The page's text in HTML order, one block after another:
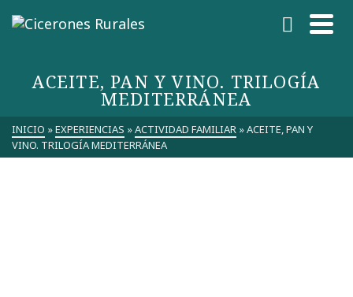
ACEITE, PAN Y VINO. TRILOGÍA
MEDITERRÁNEA
INICIO »EXPERIENCIAS »ACTIVIDAD FAMILIAR »ACEITE, PAN Y
VINO. TRILOGÍA MEDITERRÁNEA